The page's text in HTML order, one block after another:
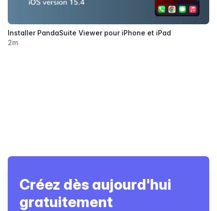
Installer PandaSuite Viewer pour iPhone et iPad
2m
Créez dès aujourd'hui
gratuitement